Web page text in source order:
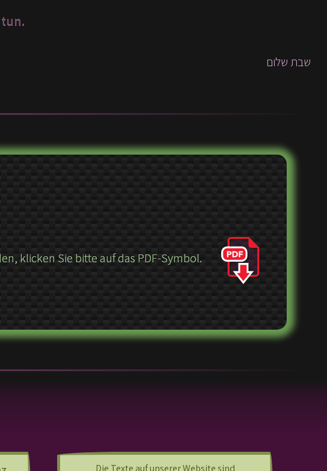
שבת שלום
klicken Sie bitte auf das PDF-Symbol.
Die Texte auf unserer Website sind